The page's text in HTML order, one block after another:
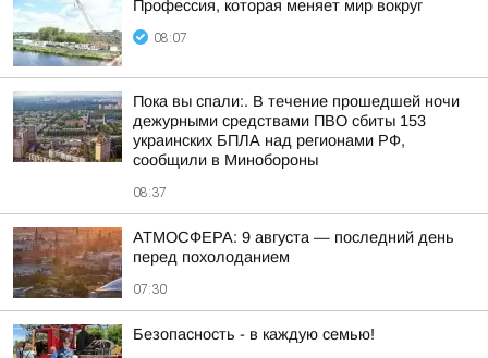
Профессия, которая меняет мир вокруг
08:07
Пока вы спали:. В течение прошедшей ночи
дежурными средствами ПВО сбиты 153
украинских БПЛА над регионами РФ,
сообщили в Минобороны
08:37
АТМОСФЕРА: 9 августа — последний день
перед похолоданием
07:30
Безопасность - в каждую семью!